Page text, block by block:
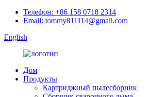
Телефон: +86 158 0718 2314
Email: tommy811114@gmail.com
English
Дом
Продукты
Картриджный пылесборник